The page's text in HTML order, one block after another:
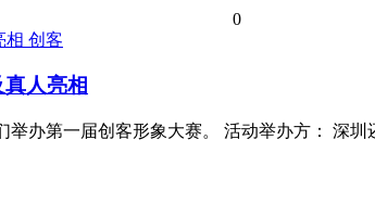
0
创客
人亮相
办第一届创客形象大赛。 活动举办方： 深